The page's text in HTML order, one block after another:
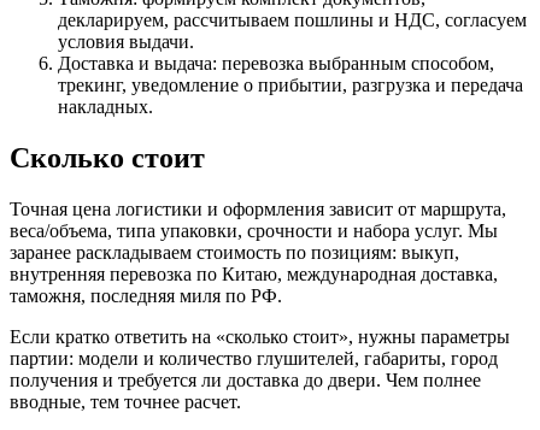
декларируем, рассчитываем пошлины и НДС, согласуем
условия выдачи.
Доставка и выдача: перевозка выбранным способом,
трекинг, уведомление о прибытии, разгрузка и передача
накладных.
Сколько стоит
Точная цена логистики и оформления зависит от маршрута,
веса/объема, типа упаковки, срочности и набора услуг. Мы
заранее раскладываем стоимость по позициям: выкуп,
внутренняя перевозка по Китаю, международная доставка,
таможня, последняя миля по РФ.
Если кратко ответить на «сколько стоит», нужны параметры
партии: модели и количество глушителей, габариты, город
получения и требуется ли доставка до двери. Чем полнее
вводные, тем точнее расчет.